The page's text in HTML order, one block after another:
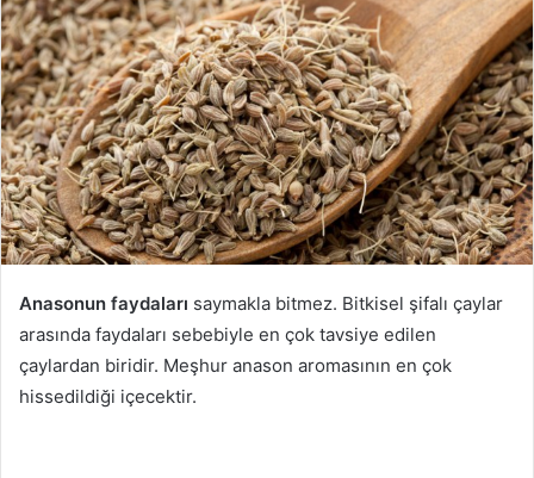
Anasonun faydaları saymakla bitmez. Bitkisel şifalı çaylar
arasında faydaları sebebiyle en çok tavsiye edilen
çaylardan biridir. Meşhur anason aromasının en çok
hissedildiği içecektir.